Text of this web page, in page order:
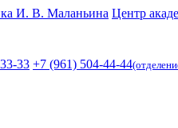
Центр
33 +7 (961) 504-44-44